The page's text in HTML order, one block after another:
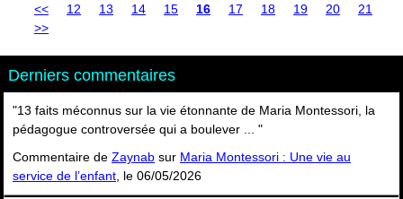
<< 12 13 14 15 16 17 18 19 20
21
>>
Derniers commentaires
"13 faits méconnus sur la vie étonnante de Maria Montessori, la
pédagogue controversée qui a boulever ... "
Commentaire de Zaynab sur Maria Montessori : Une vie au
service de l’enfant , le 06/05/2026